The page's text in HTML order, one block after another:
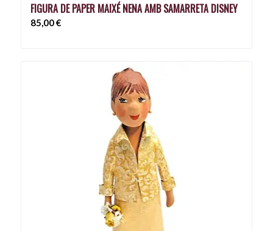
FIGURA DE PAPER MAIXÉ NENA AMB SAMARRETA DISNEY
85,00€